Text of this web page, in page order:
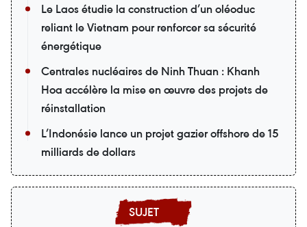
Le Laos étudie la construction d’un oléoduc
reliant le Vietnam pour renforcer sa sécurité
énergétique
Centrales nucléaires de Ninh Thuan : Khanh
Hoa accélère la mise en œuvre des projets de
réinstallation
L’Indonésie lance un projet gazier offshore de 15
milliards de dollars